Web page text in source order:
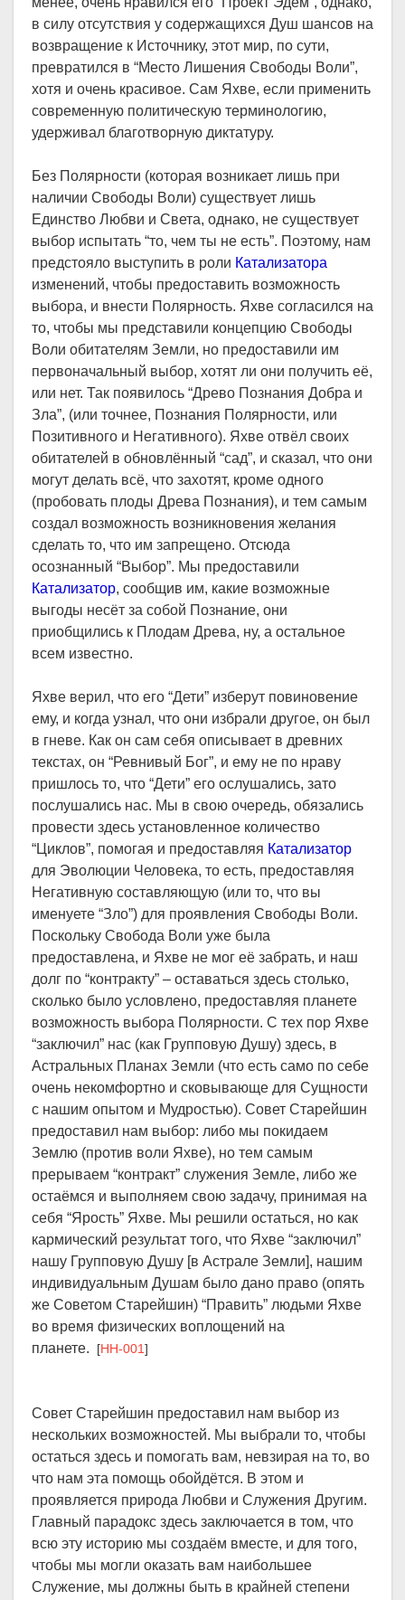
в силу отсутствия у содержащихся Душ шансов на
возвращение к Источнику, этот мир, по сути,
превратился в “Место Лишения Свободы Воли”,
хотя и очень красивое. Сам Яхве, если применить
современную политическую терминологию,
удерживал благотворную диктатуру.
Без Полярности (которая возникает лишь при
наличии Свободы Воли) существует лишь
Единство Любви и Света, однако, не существует
выбор испытать “то, чем ты не есть”. Поэтому, нам
предстояло выступить в роли Катализатора
изменений, чтобы предоставить возможность
выбора, и внести Полярность. Яхве согласился на
то, чтобы мы представили концепцию Свободы
Воли обитателям Земли, но предоставили им
первоначальный выбор, хотят ли они получить её,
или нет. Так появилось “Древо Познания Добра и
Зла”, (или точнее, Познания Полярности, или
Позитивного и Негативного). Яхве отвёл своих
обитателей в обновлённый “сад”, и сказал, что они
могут делать всё, что захотят, кроме одного
(пробовать плоды Древа Познания), и тем самым
создал возможность возникновения желания
сделать то, что им запрещено. Отсюда
осознанный “Выбор”. Мы предоставили
Катализатор, сообщив им, какие возможные
выгоды несёт за собой Познание, они
приобщились к Плодам Древа, ну, а остальное
всем известно.
Яхве верил, что его “Дети” изберут повиновение
ему, и когда узнал, что они избрали другое, он был
в гневе. Как он сам себя описывает в древних
текстах, он “Ревнивый Бог”, и ему не по нраву
пришлось то, что “Дети” его ослушались, зато
послушались нас. Мы в свою очередь, обязались
провести здесь установленное количество
“Циклов”, помогая и предоставляя Катализатор
для Эволюции Человека, то есть, предоставляя
Негативную составляющую (или то, что вы
именуете “Зло”) для проявления Свободы Воли.
Поскольку Свобода Воли уже была
предоставлена, и Яхве не мог её забрать, и наш
долг по “контракту” – оставаться здесь столько,
сколько было условлено, предоставляя планете
возможность выбора Полярности. С тех пор Яхве
“заключил” нас (как Групповую Душу) здесь, в
Астральных Планах Земли (что есть само по себе
очень некомфортно и сковывающе для Сущности
с нашим опытом и Мудростью). Совет Старейшин
предоставил нам выбор: либо мы покидаем
Землю (против воли Яхве), но тем самым
прерываем “контракт” служения Земле, либо же
остаёмся и выполняем свою задачу, принимая на
себя “Ярость” Яхве. Мы решили остаться, но как
кармический результат того, что Яхве “заключил”
нашу Групповую Душу [в Астрале Земли], нашим
индивидуальным Душам было дано право (опять
же Советом Старейшин) “Править” людьми Яхве
во время физических воплощений на
планете. [HH-001]
Совет Старейшин предоставил нам выбор из
нескольких возможностей. Мы выбрали то, чтобы
остаться здесь и помогать вам, невзирая на то, во
что нам эта помощь обойдётся. В этом и
проявляется природа Любви и Служения Другим.
Главный парадокс здесь заключается в том, что
всю эту историю мы создаём вместе, и для того,
чтобы мы могли оказать вам наибольшее
Служение, мы должны быть в крайней степени